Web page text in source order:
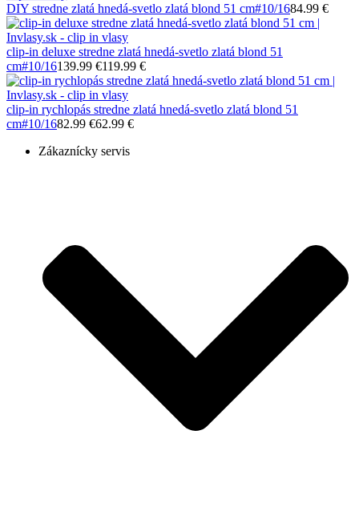
DIY stredne zlatá hnedá-svetlo zlatá blond 51 cm#10/1684.99 €
clip-in deluxe stredne zlatá hnedá-svetlo zlatá blond 51
cm#10/16139.99 €119.99 €
clip-in rychlopás stredne zlatá hnedá-svetlo zlatá blond 51
cm#10/1682.99 €62.99 €
Zákaznícky servis